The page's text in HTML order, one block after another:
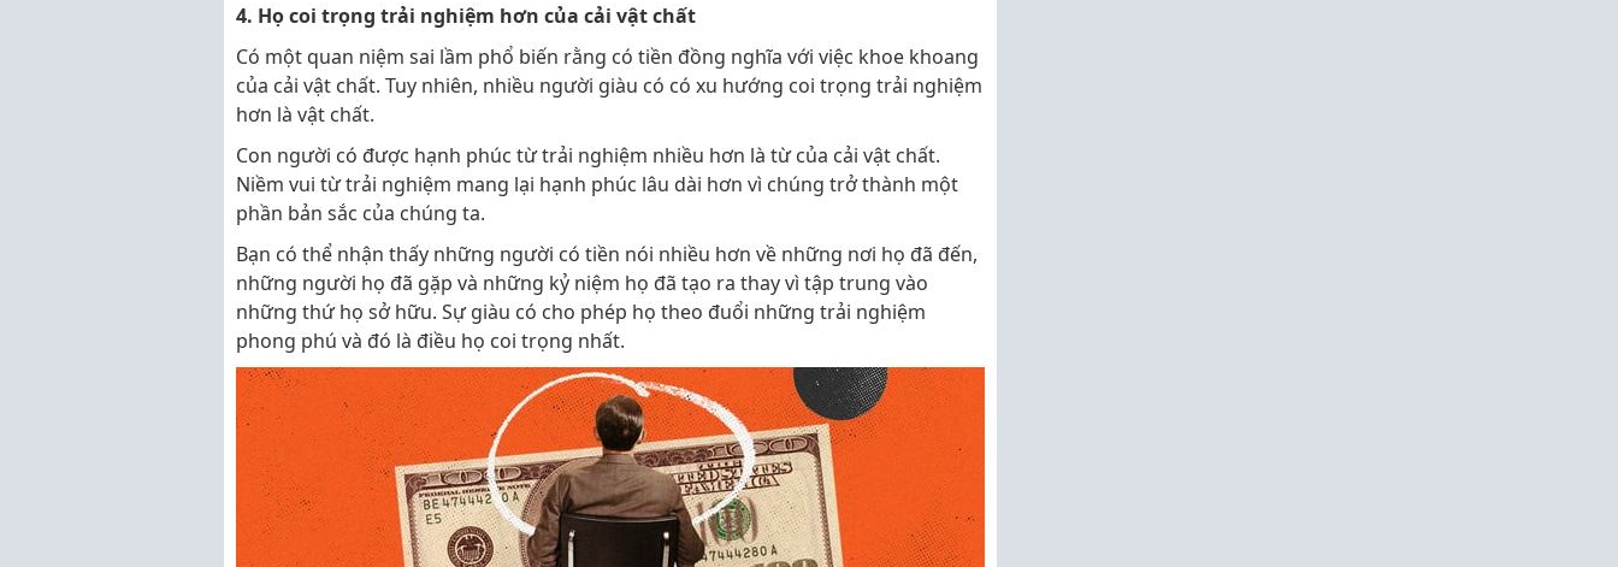
4. Họ coi trọng trải nghiệm hơn của cải vật chất
Có một quan niệm sai lầm phổ biến rằng có tiền đồng nghĩa với việc khoe khoang
của cải vật chất. Tuy nhiên, nhiều người giàu có có xu hướng coi trọng trải nghiệm
hơn là vật chất.
Con người có được hạnh phúc từ trải nghiệm nhiều hơn là từ của cải vật chất.
Niềm vui từ trải nghiệm mang lại hạnh phúc lâu dài hơn vì chúng trở thành một
phần bản sắc của chúng ta.
Bạn có thể nhận thấy những người có tiền nói nhiều hơn về những nơi họ đã đến,
những người họ đã gặp và những kỷ niệm họ đã tạo ra thay vì tập trung vào
những thứ họ sở hữu. Sự giàu có cho phép họ theo đuổi những trải nghiệm
phong phú và đó là điều họ coi trọng nhất.